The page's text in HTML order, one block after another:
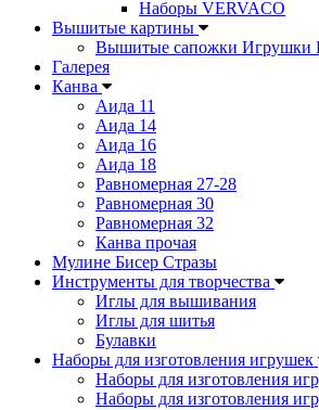
Наборы VERVACO
Вышитые картины
Вышитые сапожки Игрушки
Галерея
Канва
Аида 11
Аида 14
Аида 16
Аида 18
Равномерная 27-28
Равномерная 30
Равномерная 32
Канва прочая
Мулине Бисер Стразы
Инструменты для творчества
Иглы для вышивания
Иглы для шитья
Булавки
Наборы для изготовления игрушек
Наборы для изготовления
Наборы для изготовления